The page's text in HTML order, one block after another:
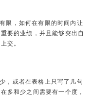
限，如何在有限的时间内让
要的业绩，并且能够突出自
交。
，或者在表格上只写了几句
多和少之间需要有一个度，